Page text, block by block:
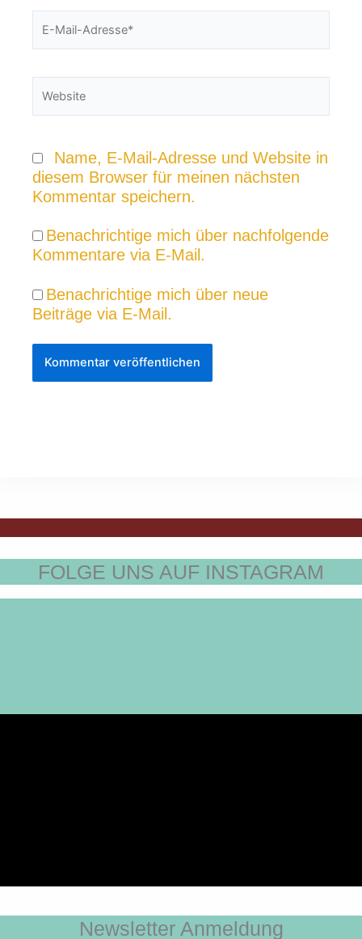
Mail-
Name, E-Mail-Adresse und Website in
diesem Browser für meinen nächsten
Kommentar speichern.
Benachrichtige mich über nachfolgende
Kommentare via E-Mail.
Benachrichtige mich über neue
Beiträge via E-Mail.
FOLGE UNS AUF INSTAGRAM
Newsletter Anmeldung